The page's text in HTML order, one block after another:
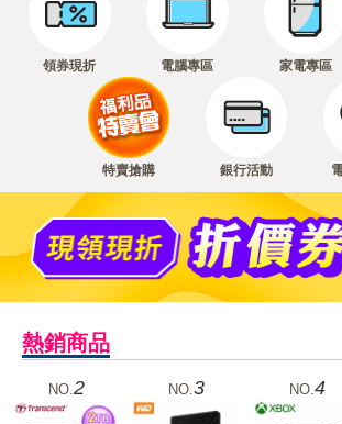
領券現折 電腦專區 家電專區
特賣搶購 銀行活動
熱銷商品
NO. 2 NO.3 NO. 4